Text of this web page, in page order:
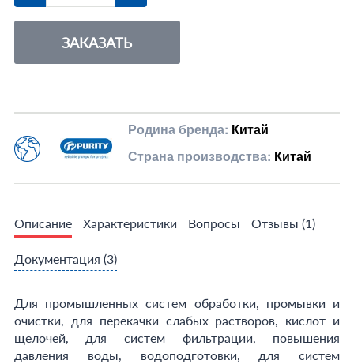
ЗАКАЗАТЬ
Родина бренда: Китай
Страна производства: Китай
Описание Характеристики Вопросы Отзывы (1)
Документация (3)
Для промышленных систем обработки, промывки и
очистки, для перекачки слабых растворов, кислот и
щелочей, для систем фильтрации, повышения
давления воды, водоподготовки, для систем